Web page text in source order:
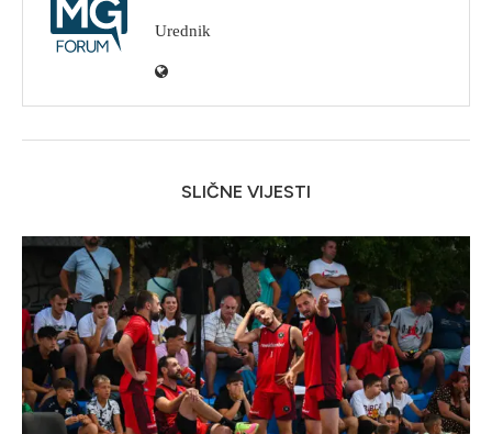
Urednik
SLIČNE VIJESTI